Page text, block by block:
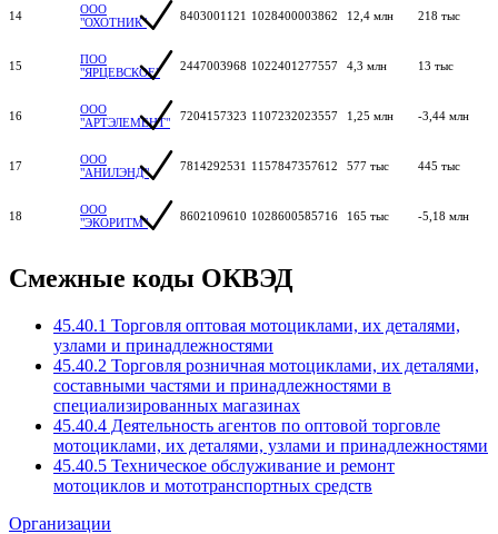
14
ООО
"ОХОТНИК"
8403001121 1028400003862 12,4 млн 218 тыс
15
ПОО
"ЯРЦЕВСКОЕ"
2447003968 1022401277557 4,3 млн 13 тыс
16
ООО
"АРТЭЛЕМЕНТ"
7204157323 1107232023557 1,25 млн -3,44 млн
17
ООО
"АНИЛЭНД"
7814292531 1157847357612 577 тыс 445 тыс
18
ООО
"ЭКОРИТМ"
8602109610 1028600585716 165 тыс -5,18 млн
Смежные коды ОКВЭД
45.40.1 Торговля оптовая мотоциклами, их деталями,
узлами и принадлежностями
45.40.2 Торговля розничная мотоциклами, их деталями,
составными частями и принадлежностями в
специализированных магазинах
45.40.4 Деятельность агентов по оптовой торговле
мотоциклами, их деталями, узлами и принадлежностями
45.40.5 Техническое обслуживание и ремонт
мотоциклов и мототранспортных средств
Организации